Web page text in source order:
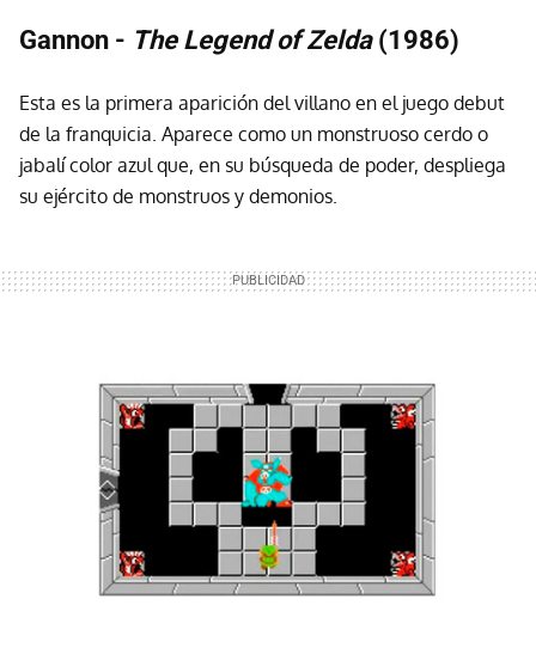
Gannon - The Legend of Zelda (1986)
Esta es la primera aparición del villano en el juego debut
de la franquicia. Aparece como un monstruoso cerdo o
jabalí color azul que, en su búsqueda de poder, despliega
su ejército de monstruos y demonios.